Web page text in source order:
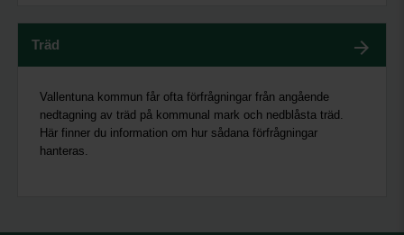
Träd
Vallentuna kommun får ofta förfrågningar från angående
nedtagning av träd på kommunal mark och nedblåsta träd.
Här finner du information om hur sådana förfrågningar
hanteras.